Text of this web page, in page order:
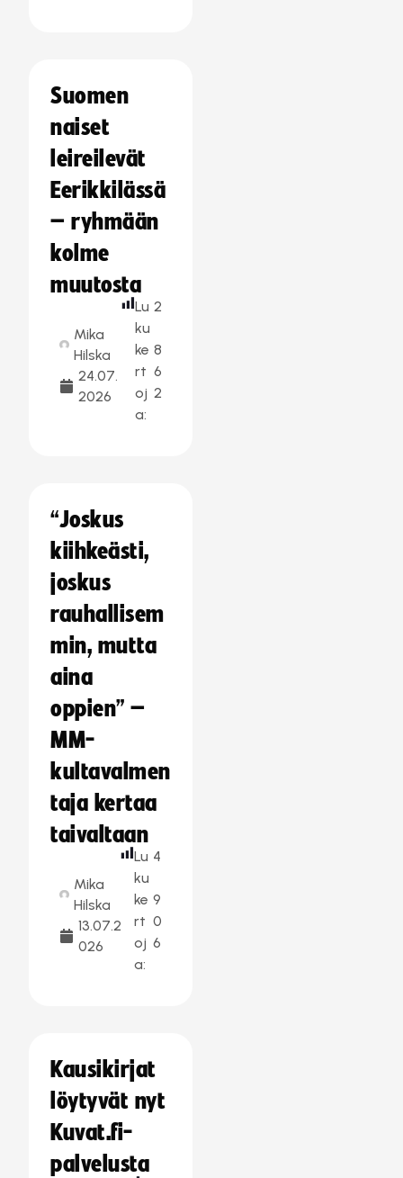
Suomen
naiset
leireilevät
Eerikkilässä
– ryhmään
kolme
muutosta
Mika
Hilska
24.07.
2026
Lu
ku
ke
rt
oj
a:
2
8
6
2
“Joskus
kiihkeästi,
joskus
rauhallisem
min, mutta
aina
oppien” –
MM-
kultavalmen
taja kertaa
taivaltaan
Mika
Hilska
13.07.2
026
Lu
ku
ke
rt
oj
a:
4
9
0
6
Kausikirjat
löytyvät nyt
Kuvat.fi-
palvelusta